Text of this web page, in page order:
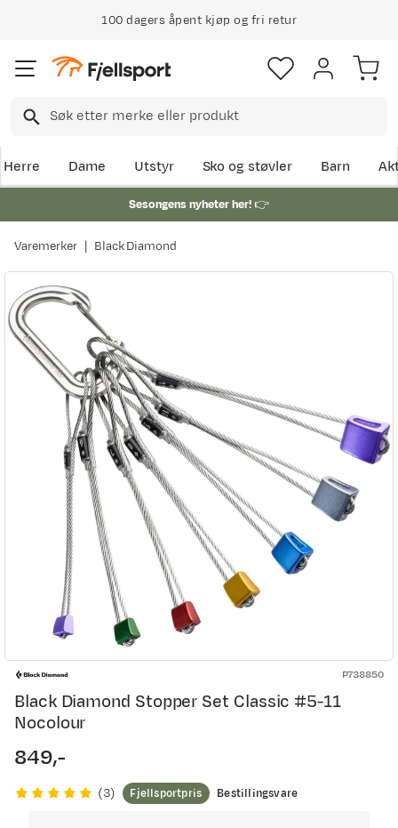
100 dagers åpent kjøp og fri retur
Herre Dame Utstyr Sko og støvler Barn
Sesongens nyheter her!👉
Varemerker Black Diamond
P738850
Black Diamond Stopper Set Classic #5-11
Nocolour
price
849,-
(3) Fjellsportpris Bestillingsvare